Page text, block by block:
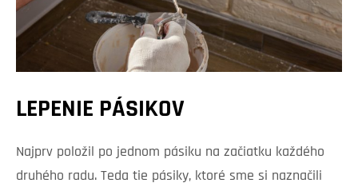
LEPENIE PÁSIKOV
Najprv položil po jednom pásiku na začiatku každého
druhého radu. Teda tie pásiky, ktoré sme si naznačili